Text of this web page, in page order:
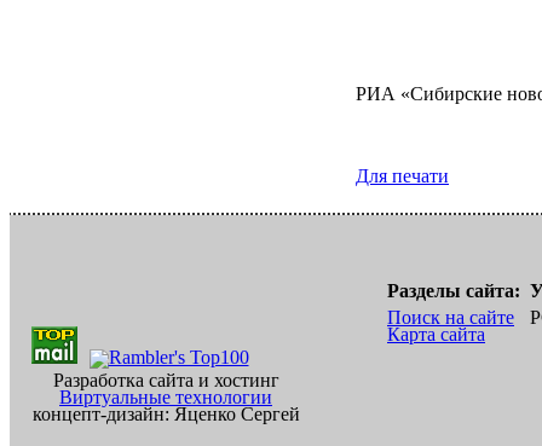
РИА «Сибирские
Для печати
Разработка сайта и хостинг
Виртуальные технологии
концепт-дизайн: Яценко Сергей
Разделы сайта:
Поиск на сайте
Карта сайта